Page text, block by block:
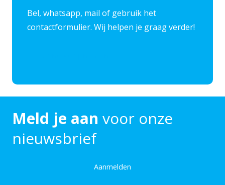
​Bel, whatsapp, mail of gebruik het
contactformulier. Wij helpen je graag verder!
Meld je aan voor onze
nieuwsbrief
Aanmelden